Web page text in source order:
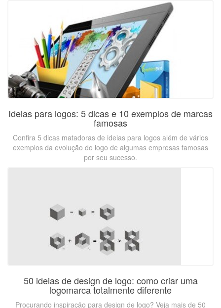
Ideias para logos: 5 dicas e 10 exemplos de marcas
famosas
Confira 5 dicas matadoras de ideias para logos além de vários
exemplos da evolução do logo de algumas empresas famosas
por seu sucesso.
50 ideias de design de logo: como criar uma
logomarca totalmente diferente
Procurando inspiração para design de logo? Veja mais de 50